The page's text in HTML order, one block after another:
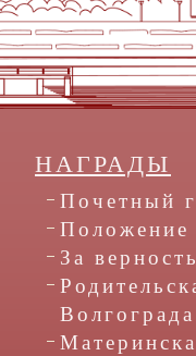
НАГРАДЫ
Почетный
Положение
За
Волгограда